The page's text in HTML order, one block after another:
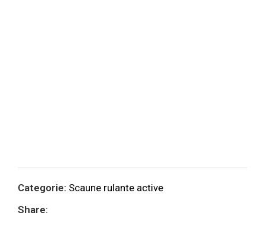
Categorie: Scaune rulante active
Share: